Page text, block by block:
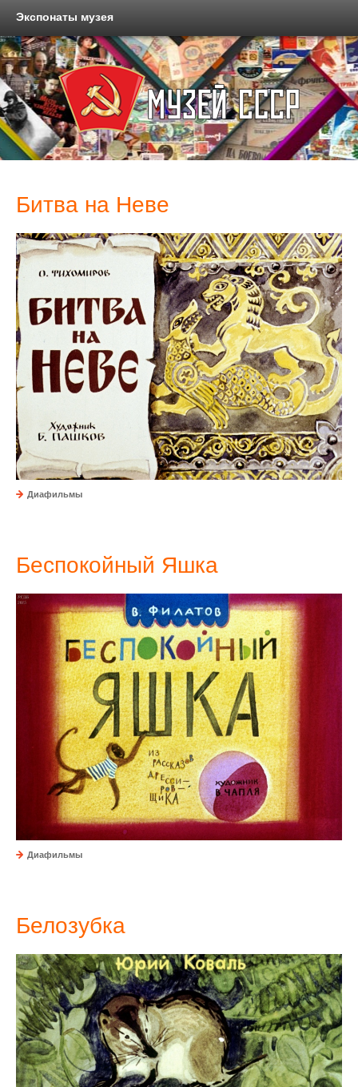
Экспонаты музея
Битва на Неве
Диафильмы
Беспокойный Яшка
Диафильмы
Белозубка